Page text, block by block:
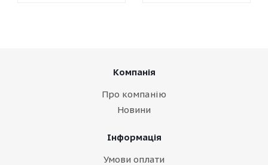
Компанія
Про компанію
Новини
Інформація
Умови оплати